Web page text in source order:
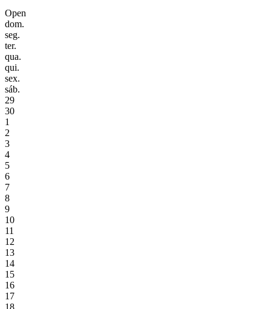
Open
dom.
seg.
ter.
qua.
qui.
sex.
sáb.
29
30
1
2
3
4
5
6
7
8
9
10
11
12
13
14
15
16
17